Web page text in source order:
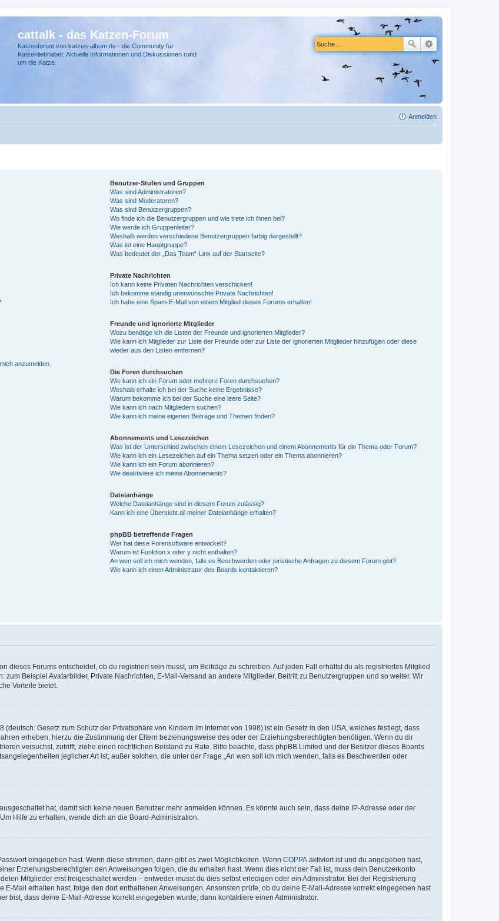
cattalk - das Katzen-Forum
Katzenforum von katzen-album.de - die Community für
Katzenliebhaber. Aktuelle Informationen und Diskussionen rund
um die Katze.
Anmelden
anzumelden.
Benutzer-Stufen und Gruppen
Was sind Administratoren?
Was sind Moderatoren?
Was sind Benutzergruppen?
Wo finde ich die Benutzergruppen und wie trete ich ihnen bei?
Wie werde ich Gruppenleiter?
Weshalb werden verschiedene Benutzergruppen farbig dargestellt?
Was ist eine Hauptgruppe?
Was bedeutet der „Das Team“-Link auf der Startseite?
Private Nachrichten
Ich kann keine Privaten Nachrichten verschicken!
Ich bekomme ständig unerwünschte Private Nachrichten!
Ich habe eine Spam-E-Mail von einem Mitglied dieses Forums erhalten!
Freunde und ignorierte Mitglieder
Wozu benötige ich die Listen der Freunde und ignorierten Mitglieder?
Wie kann ich Mitglieder zur Liste der Freunde oder zur Liste der ignorierten Mitglieder hinzufügen oder diese
wieder aus den Listen entfernen?
Die Foren durchsuchen
Wie kann ich ein Forum oder mehrere Foren durchsuchen?
Weshalb erhalte ich bei der Suche keine Ergebnisse?
Warum bekomme ich bei der Suche eine leere Seite?
Wie kann ich nach Mitgliedern suchen?
Wie kann ich meine eigenen Beiträge und Themen finden?
Abonnements und Lesezeichen
Was ist der Unterschied zwischen einem Lesezeichen und einem Abonnements für ein Thema oder Forum?
Wie kann ich ein Lesezeichen auf ein Thema setzen oder ein Thema abonnieren?
Wie kann ich ein Forum abonnieren?
Wie deaktiviere ich meine Abonnements?
Dateianhänge
Welche Dateianhänge sind in diesem Forum zulässig?
Kann ich eine Übersicht all meiner Dateianhänge erhalten?
phpBB betreffende Fragen
Wer hat diese Forensoftware entwickelt?
Warum ist Funktion x oder y nicht enthalten?
An wen soll ich mich wenden, falls es Beschwerden oder juristische Anfragen zu diesem Forum gibt?
Wie kann ich einen Administrator des Boards kontaktieren?
dieses Forums entscheidet, ob du registriert sein musst, um Beiträge zu schreiben. Auf jeden Fall erhältst du als registriertes Mitglied
Beispiel Avatarbilder, Private Nachrichten, E-Mail-Versand an andere Mitglieder, Beitritt zu Benutzergruppen und so weiter. Wir
Vorteile bietet.
(deutsch: Gesetz zum Schutz der Privatsphäre von Kindern im Internet von 1998) ist ein Gesetz in den USA, welches festlegt, dass
erheben, hierzu die Zustimmung der Eltern beziehungsweise des oder der Erziehungsberechtigten benötigen. Wenn du dir
versuchst, zutrifft, ziehe einen rechtlichen Beistand zu Rate. Bitte beachte, dass phpBB Limited und der Besitzer dieses Boards
jeglicher Art ist; außer solchen, die unter der Frage „An wen soll ich mich wenden, falls es Beschwerden oder
hat, damit sich keine neuen Benutzer mehr anmelden können. Es könnte auch sein, dass deine IP-Adresse oder der
Hilfe zu erhalten, wende dich an die Board-Administration.
eingegeben hast. Wenn diese stimmen, dann gibt es zwei Möglichkeiten. Wenn COPPA aktiviert ist und du angegeben hast,
Erziehungsberechtigten den Anweisungen folgen, die du erhalten hast. Wenn dies nicht der Fall ist, muss dein Benutzerkonto
Mitglieder erst freigeschaltet werden – entweder musst du dies selbst erledigen oder ein Administrator. Bei der Registrierung
Mail erhalten hast, folge den dort enthaltenen Anweisungen. Ansonsten prüfe, ob du deine E-Mail-Adresse korrekt eingegeben hast
bist, dass deine E-Mail-Adresse korrekt eingegeben wurde, dann kontaktiere einen Administrator.